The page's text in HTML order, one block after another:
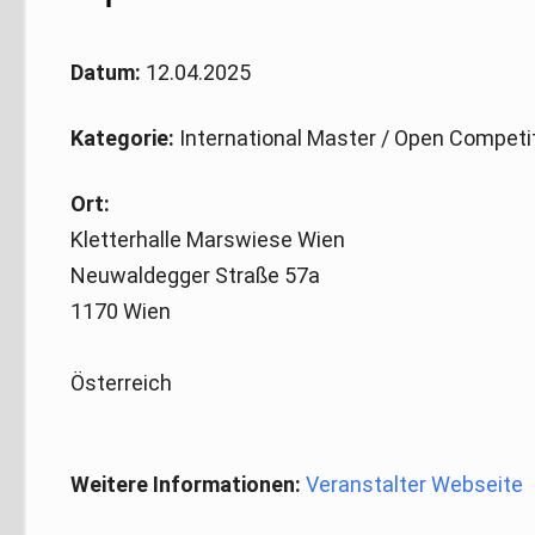
Datum: 12.04.2025
Kategorie: International Master / Open
Ort:
Kletterhalle Marswiese Wien
Neuwaldegger Straße 57a
1170 Wien
Österreich
Weitere Informationen: Veranstalter Webseite